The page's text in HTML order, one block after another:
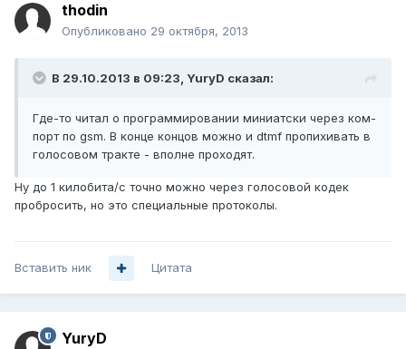
thodin
Опубликовано 29 октября, 2013
В 29.10.2013 в 09:23, YuryD сказал:
Где-то читал о программировании миниатски через ком-
порт по gsm. В конце концов можно и dtmf пропихивать в
голосовом тракте - вполне проходят.
Ну до 1 килобита/с точно можно через голосовой кодек
пробросить, но это специальные протоколы.
Вставить ник Цитата
YuryD